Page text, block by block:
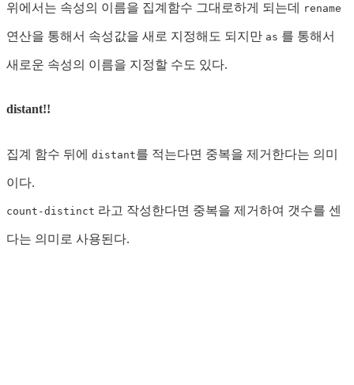
위에서는 속성의 이름을 집계함수 그대로하게 되는데 rename
연산을 통해서 속성값을 새로 지정해도 되지만 as 를 통해서
새로운 속성의 이름을 지정할 수도 있다.
distant!!
집계 함수 뒤에 distant를 적는다면 중복을 제거한다는 의미
이다.
count-distinct 라고 작성한다면 중복을 제거하여 갯수를 센
다는 의미로 사용된다.